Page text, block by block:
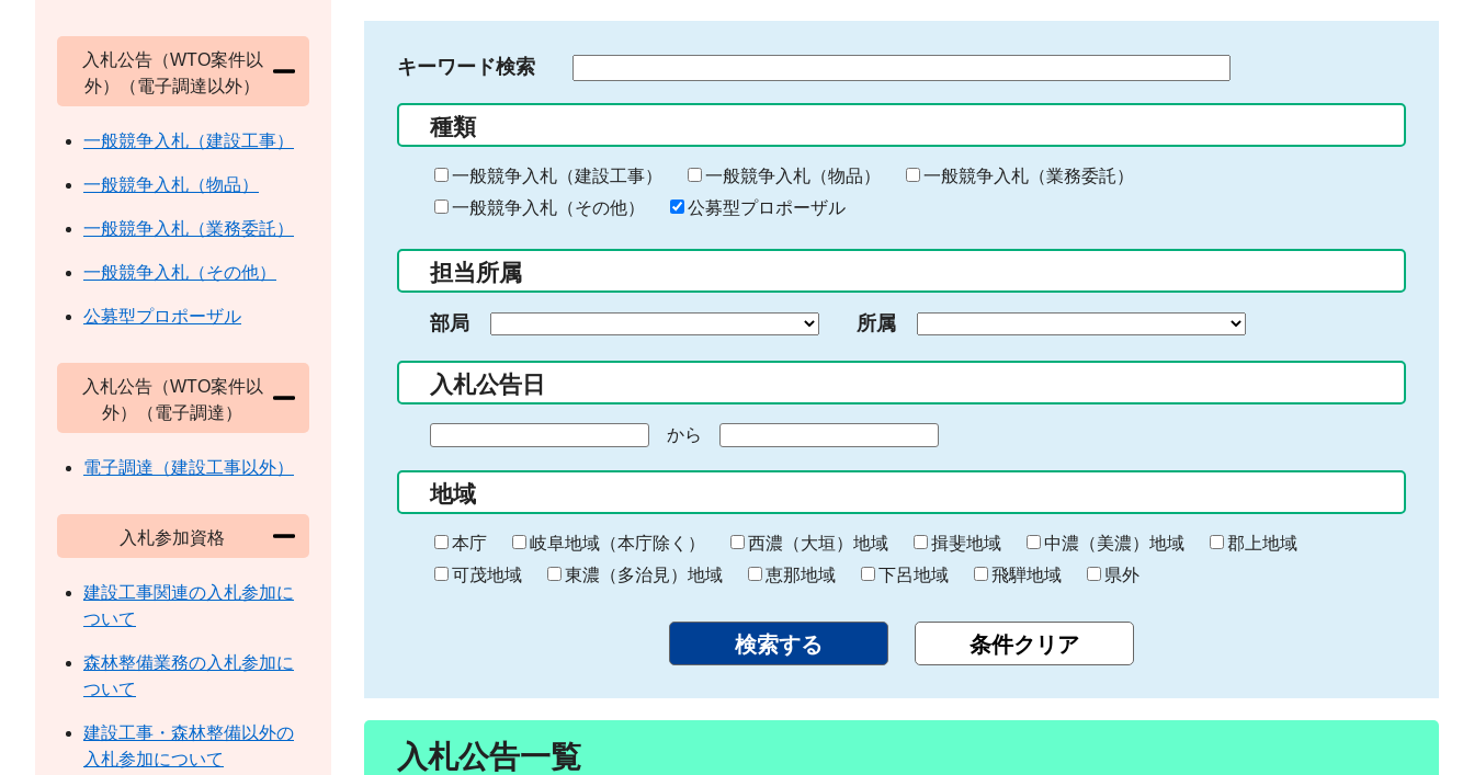
キーワード検索
る
キ
ー
ー
入
力
種類
一般競争入札（建設工事） 一般競争入札（物品）
一般競争入札（業務委託）
一般競争入札（その他）
公募型プロポーザル
担当所属
部局 所属
入札公告日
の
始
ま
り
から
終
わ
り
地域
本庁 岐阜地域（本庁除く） 西濃（大垣）地域 揖斐地域 中濃（美濃）地域
郡上地域
可茂地域
東濃（多治見）地域 恵那地域 下呂地域 飛騨地域 県外
入札公告一覧
入札公告（WTO案件以
外）（電子調達以外）
一般競争入札（建設工事）
一般競争入札（物品）
一般競争入札（業務委託）
一般競争入札（その他）
公募型プロポーザル
入札公告（WTO案件以
外）（電子調達）
電子調達（建設工事以外）
入札参加資格
建設工事関連の入札参加に
ついて
森林整備業務の入札参加に
ついて
建設工事・森林整備以外の
入札参加について